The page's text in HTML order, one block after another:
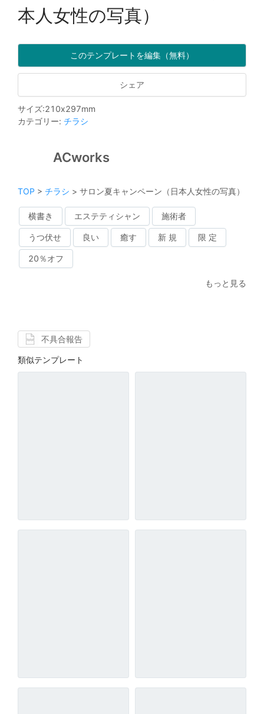
本人女性の写真）
このテンプレートを編集（無料）
シェア
サイズ:210x297mm
カテゴリー: チラシ
ACworks
TOP > チラシ > サロン夏キャンペーン（日本人女性の写真）
横書き エステティシャン 施術者
うつ伏せ 良い 癒す 新 規 限 定
20％オフ
もっと見る
不具合報告
類似テンプレート